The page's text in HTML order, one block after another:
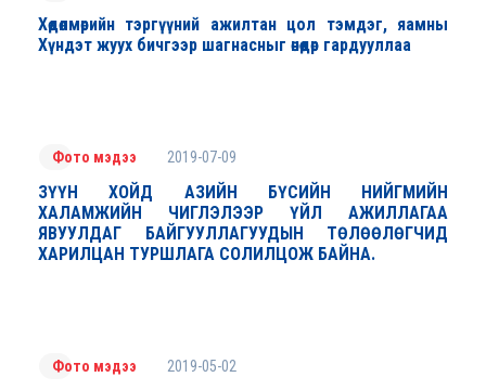
Хөдөлмөрийн тэргүүний ажилтан цол тэмдэг, яамны
Хүндэт жуух бичгээр шагнасныг өнөөдөр гардууллаа
Фото мэдээ 2019-07-09
ЗҮҮН ХОЙД АЗИЙН БҮСИЙН НИЙГМИЙН
ХАЛАМЖИЙН ЧИГЛЭЛЭЭР ҮЙЛ АЖИЛЛАГАА
ЯВУУЛДАГ БАЙГУУЛЛАГУУДЫН ТӨЛӨӨЛӨГЧИД
ХАРИЛЦАН ТУРШЛАГА СОЛИЛЦОЖ БАЙНА.
Фото мэдээ 2019-05-02